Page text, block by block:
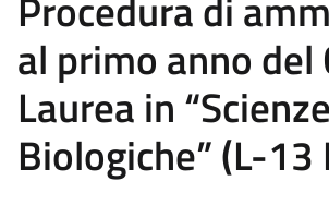
al primo anno del
Laurea in “Scienze
Biologiche” (L-13